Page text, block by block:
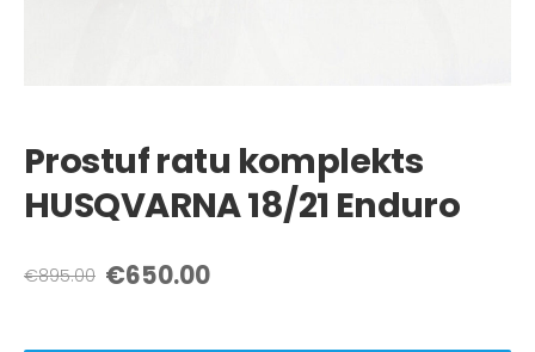
Prostuf ratu komplekts
HUSQVARNA 18/21 Enduro
€895.00 €650.00